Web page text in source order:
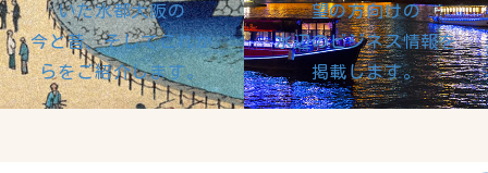
いた水都大阪の
今と昔、そしてこれか
らをご紹介します。
望の方向けの
水辺のビジネス情報を
掲載します。